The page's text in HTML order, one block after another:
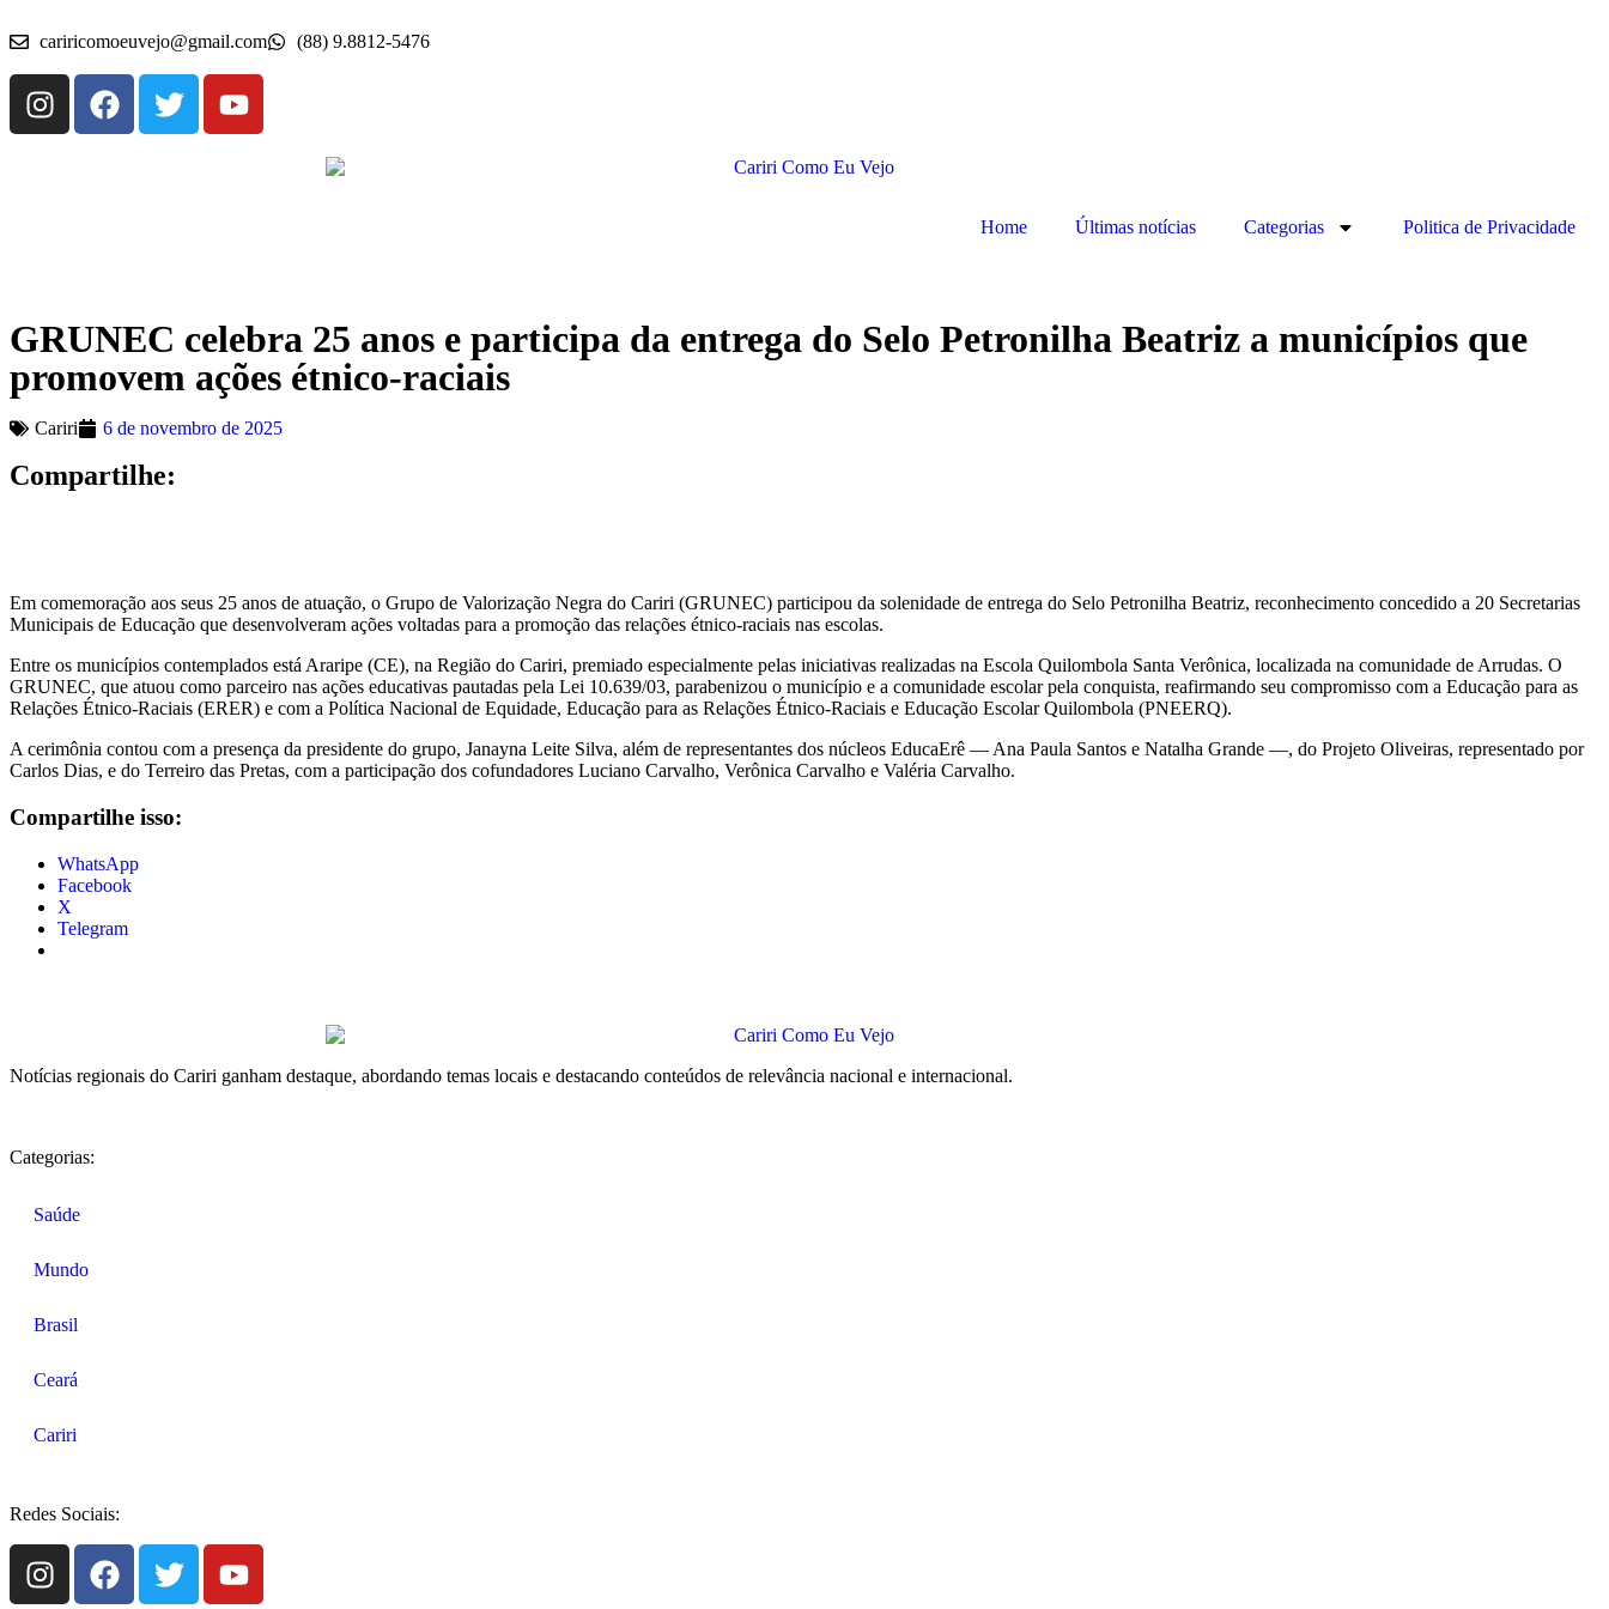
cariricomoeuvejo@gmail.com (88) 9.8812-5476
Home Últimas notícias Categorias Politica de Privacidade
GRUNEC celebra 25 anos e participa da entrega do Selo Petronilha Beatriz a municípios que
promovem ações étnico-raciais
Cariri 6 de novembro de 2025
Compartilhe:
Em comemoração aos seus 25 anos de atuação, o Grupo de Valorização Negra do Cariri (GRUNEC) participou da solenidade de entrega do Selo Petronilha Beatriz, reconhecimento concedido a 20 Secretarias
Municipais de Educação que desenvolveram ações voltadas para a promoção das relações étnico-raciais nas escolas.
Entre os municípios contemplados está Araripe (CE), na Região do Cariri, premiado especialmente pelas iniciativas realizadas na Escola Quilombola Santa Verônica, localizada na comunidade de Arrudas. O
GRUNEC, que atuou como parceiro nas ações educativas pautadas pela Lei 10.639/03, parabenizou o município e a comunidade escolar pela conquista, reafirmando seu compromisso com a Educação para as
Relações Étnico-Raciais (ERER) e com a Política Nacional de Equidade, Educação para as Relações Étnico-Raciais e Educação Escolar Quilombola (PNEERQ).
A cerimônia contou com a presença da presidente do grupo, Janayna Leite Silva, além de representantes dos núcleos EducaErê — Ana Paula Santos e Natalha Grande —, do Projeto Oliveiras, representado por
Carlos Dias, e do Terreiro das Pretas, com a participação dos cofundadores Luciano Carvalho, Verônica Carvalho e Valéria Carvalho.
Compartilhe isso:
WhatsApp
Facebook
X
Telegram
Notícias regionais do Cariri ganham destaque, abordando temas locais e destacando conteúdos de relevância nacional e internacional.
Categorias:
Saúde
Mundo
Brasil
Ceará
Cariri
Redes Sociais: